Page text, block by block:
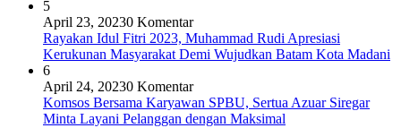
5
April 23, 20230 Komentar
Rayakan Idul Fitri 2023, Muhammad Rudi Apresiasi
Kerukunan Masyarakat Demi Wujudkan Batam Kota Madani
6
April 24, 20230 Komentar
Komsos Bersama Karyawan SPBU, Sertua Azuar Siregar
Minta Layani Pelanggan dengan Maksimal